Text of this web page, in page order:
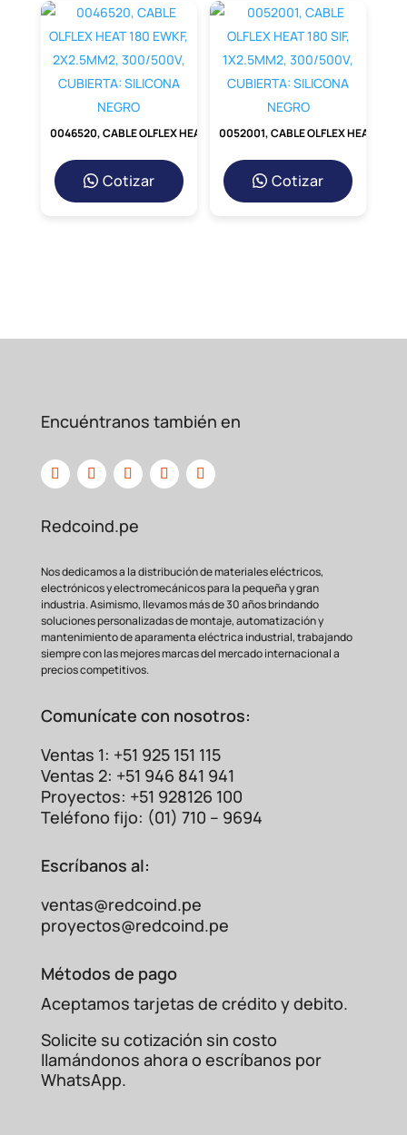
Cotizar Cotizar
Encuéntranos también en
Redcoind.pe
Nos dedicamos a la distribución de materiales eléctricos,
electrónicos y electromecánicos para la pequeña y gran
industria. Asimismo, llevamos más de 30 años brindando
soluciones personalizadas de montaje, automatización y
mantenimiento de aparamenta eléctrica industrial, trabajando
siempre con las mejores marcas del mercado internacional a
precios competitivos.
Comunícate con nosotros:
Ventas 1: +51 925 151 115
Ventas 2: +51 946 841 941
Proyectos: +51 928126 100
Teléfono fijo: (01) 710 – 9694
Escríbanos al:
ventas@redcoind.pe
proyectos@redcoind.pe
Métodos de pago
Aceptamos tarjetas de crédito y debito.
Solicite su cotización sin costo
llamándonos ahora o escríbanos por
WhatsApp.